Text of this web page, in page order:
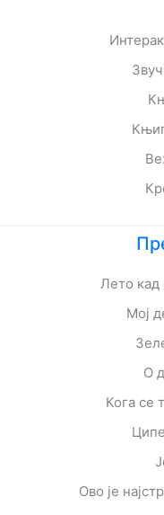
Лето кад
Мој
О
Кога се
Ово је